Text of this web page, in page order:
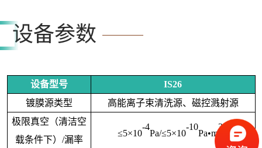
设备参数
设备型号
IS26
镀膜源类型
高能离子束清洗源、磁控溅射源
极限真空（清洁空
载条件下） /漏率
≤5×10
-4
Pa/≤5×10
-10
Pa•m
3